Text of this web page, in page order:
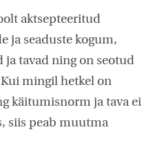
aktsepteeritud
ja seaduste kogum,
ja tavad ning on seotud
mingil hetkel on
käitumisnorm ja tava ei
siis peab muutma